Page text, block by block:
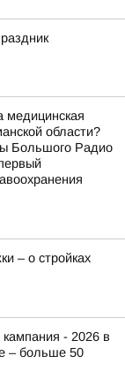
медицинская
области?
Большого Радио
– о стройках
- 2026 в
– больше 50